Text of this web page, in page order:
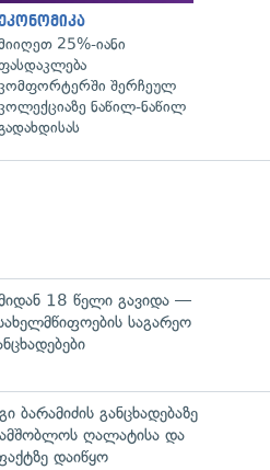
25%-იანი
შერჩეულ
ნაწილ-ნაწილ
18 წელი გავიდა —
საგარეო
ბარამიძის განცხადებაზე
ღალატისა და
დაიწყო